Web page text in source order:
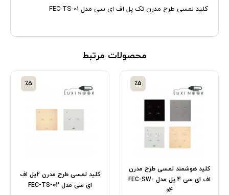
کلید لمسی طرح مدرن تک پل اف ای سی مدل FEC-TS-01
محصولات مرتبط
کلید هوشمند لمسی طرح مدرن
اف ای سی 4 پل مدل FEC-SW-
04
٪5
کلید لمسی طرح مدرن 2پل اف
ای سی مدل FEC-TS-02
٪5